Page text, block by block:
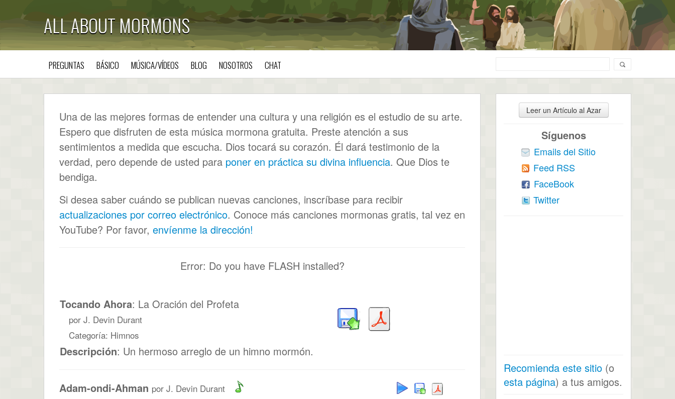
ALL ABOUT MORMONS
PREGUNTAS BÁSICO MÚSICA/VÍDEOS BLOG NOSOTROS CHAT
Una de las mejores formas de entender una cultura y una religión es el estudio de su arte.
Espero que disfruten de esta música mormona gratuita. Preste atención a sus
sentimientos a medida que escucha. Dios tocará su corazón. Él dará testimonio de la
verdad, pero depende de usted para poner en práctica su divina influencia. Que Dios te
bendiga.
Si desea saber cuándo se publican nuevas canciones, inscríbase para recibir
actualizaciones por correo electrónico. Conoce más canciones mormonas gratis, tal vez en
YouTube? Por favor, envíenme la dirección!
Error: Do you have FLASH installed?
Tocando Ahora: La Oración del Profeta
por J. Devin Durant
Categoría: Himnos
Descripción: Un hermoso arreglo de un himno mormón.
Adam-ondi-Ahman por J. Devin Durant
Leer un Artículo al Azar
Síguenos
Emails del Sitio
Feed RSS
FaceBook
Twitter
Recomienda este sitio (o
esta página) a tus amigos.